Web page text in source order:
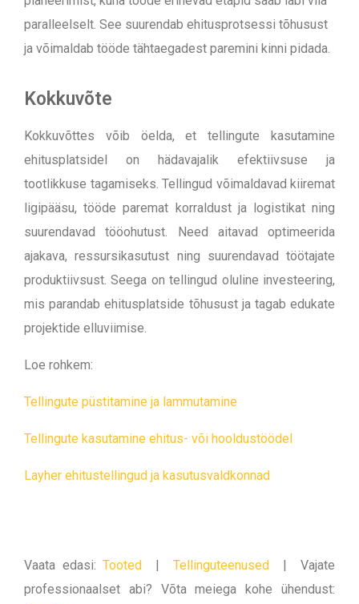
paralleelselt. See suurendab ehitusprotsessi tõhusust
ja võimaldab tööde tähtaegadest paremini kinni pidada.
Kokkuvõte
Kokkuvõttes võib öelda, et tellingute kasutamine
ehitusplatsidel on hädavajalik efektiivsuse ja
tootlikkuse tagamiseks. Tellingud võimaldavad kiiremat
ligipääsu, tööde paremat korraldust ja logistikat ning
suurendavad tööohutust. Need aitavad optimeerida
ajakava, ressursikasutust ning suurendavad töötajate
produktiivsust. Seega on tellingud oluline investeering,
mis parandab ehitusplatside tõhusust ja tagab edukate
projektide elluviimise.
Loe rohkem:
Tellingute püstitamine ja lammutamine
Tellingute kasutamine ehitus- või hooldustöödel
Layher ehitustellingud ja kasutusvaldkonnad
Vaata edasi: Tooted | Tellinguteenused | Vajate
professionaalset abi? Võta meiega kohe ühendust: